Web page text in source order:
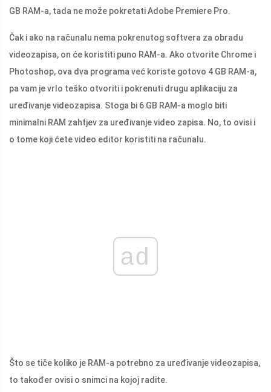
GB RAM-a, tada ne može pokretati Adobe Premiere Pro.
Čak i ako na računalu nema pokrenutog softvera za obradu
videozapisa, on će koristiti puno RAM-a. Ako otvorite Chrome i
Photoshop, ova dva programa već koriste gotovo 4 GB RAM-a,
pa vam je vrlo teško otvoriti i pokrenuti drugu aplikaciju za
uređivanje videozapisa. Stoga bi 6 GB RAM-a moglo biti
minimalni RAM zahtjev za uređivanje video zapisa. No, to ovisi i
o tome koji ćete video editor koristiti na računalu.
ad
Što se tiče koliko je RAM-a potrebno za uređivanje videozapisa,
to također ovisi o snimci na kojoj radite.